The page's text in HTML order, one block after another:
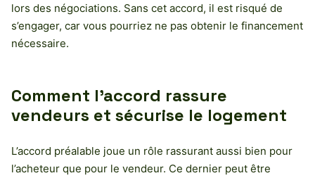
lors des négociations. Sans cet accord, il est risqué de
s’engager, car vous pourriez ne pas obtenir le financement
nécessaire.
Comment l’accord rassure
vendeurs et sécurise le logement
L’accord préalable joue un rôle rassurant aussi bien pour
l’acheteur que pour le vendeur. Ce dernier peut être